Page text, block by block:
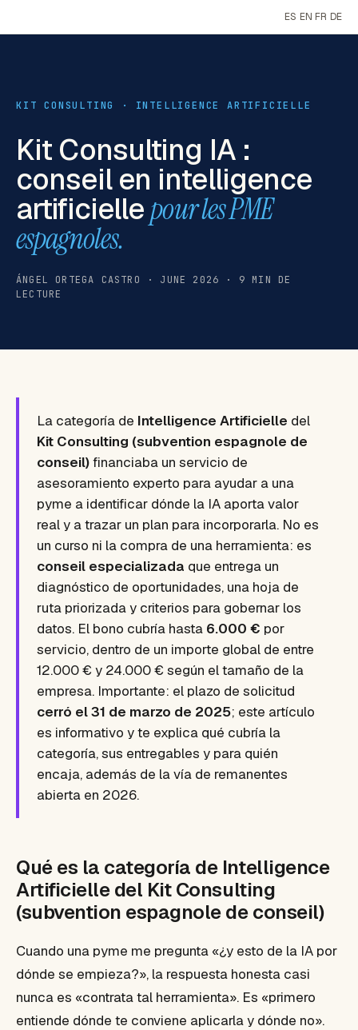
ES EN FR DE
KIT CONSULTING · INTELLIGENCE ARTIFICIELLE
Kit Consulting IA :
conseil en intelligence
artificiellepour les PME
espagnoles.
ÁNGEL ORTEGA CASTRO · JUNE 2026 · 9 MIN DE
LECTURE
La categoría de Intelligence Artificielle del
Kit Consulting (subvention espagnole de
conseil)financiaba un servicio de
asesoramiento experto para ayudar a una
pyme a identificar dónde la IA aporta valor
real y a trazar un plan para incorporarla. No es
un curso ni la compra de una herramienta: es
conseil especializada que entrega un
diagnóstico de oportunidades, una hoja de
ruta priorizada y criterios para gobernar los
datos. El bono cubría hasta 6.000 € por
servicio, dentro de un importe global de entre
12.000 € y 24.000 € según el tamaño de la
empresa. Importante: el plazo de solicitud
cerró el 31 de marzo de 2025; este artículo
es informativo y te explica qué cubría la
categoría, sus entregables y para quién
encaja, además de la vía de remanentes
abierta en 2026.
Qué es la categoría de Intelligence
Artificielle del Kit Consulting
(subvention espagnole de conseil)
Cuando una pyme me pregunta «¿y esto de la IA por
dónde se empieza?», la respuesta honesta casi
nunca es «contrata tal herramienta». Es «primero
entiende dónde te conviene aplicarla y dónde no».